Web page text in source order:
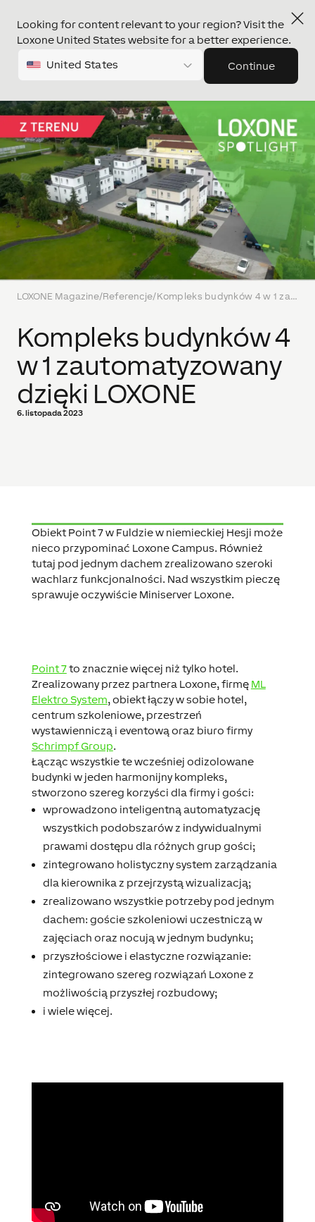
Looking for content relevant to your region? Visit the
Loxone United States website for a better experience.
United States Continue
LOXONE Magazine/Referencje/ Kompleks budynków 4 w 1 zautomatyzowany dzięki LOXONE
Kompleks budynków 4
w 1 zautomatyzowany
dzięki LOXONE
6. listopada 2023
Obiekt Point 7 w Fuldzie w niemieckiej Hesji może
nieco przypominać Loxone Campus. Również
tutaj pod jednym dachem zrealizowano szeroki
wachlarz funkcjonalności. Nad wszystkim pieczę
sprawuje oczywiście Miniserver Loxone.
Point 7to znacznie więcej niż tylko hotel.
Zrealizowany przez partnera Loxone, firmę ML
Elektro System, obiekt łączy w sobie hotel,
centrum szkoleniowe, przestrzeń
wystawienniczą i eventową oraz biuro firmy
Schrimpf Group.
Łącząc wszystkie te wcześniej odizolowane
budynki w jeden harmonijny kompleks,
stworzono szereg korzyści dla firmy i gości:
wprowadzono inteligentną automatyzację
wszystkich podobszarów z indywidualnymi
prawami dostępu dla różnych grup gości;
zintegrowano holistyczny system zarządzania
dla kierownika z przejrzystą wizualizacją;
zrealizowano wszystkie potrzeby pod jednym
dachem: goście szkoleniowi uczestniczą w
zajęciach oraz nocują w jednym budynku;
przyszłościowe i elastyczne rozwiązanie:
zintegrowano szereg rozwiązań Loxone z
możliwością przyszłej rozbudowy;
i wiele więcej.